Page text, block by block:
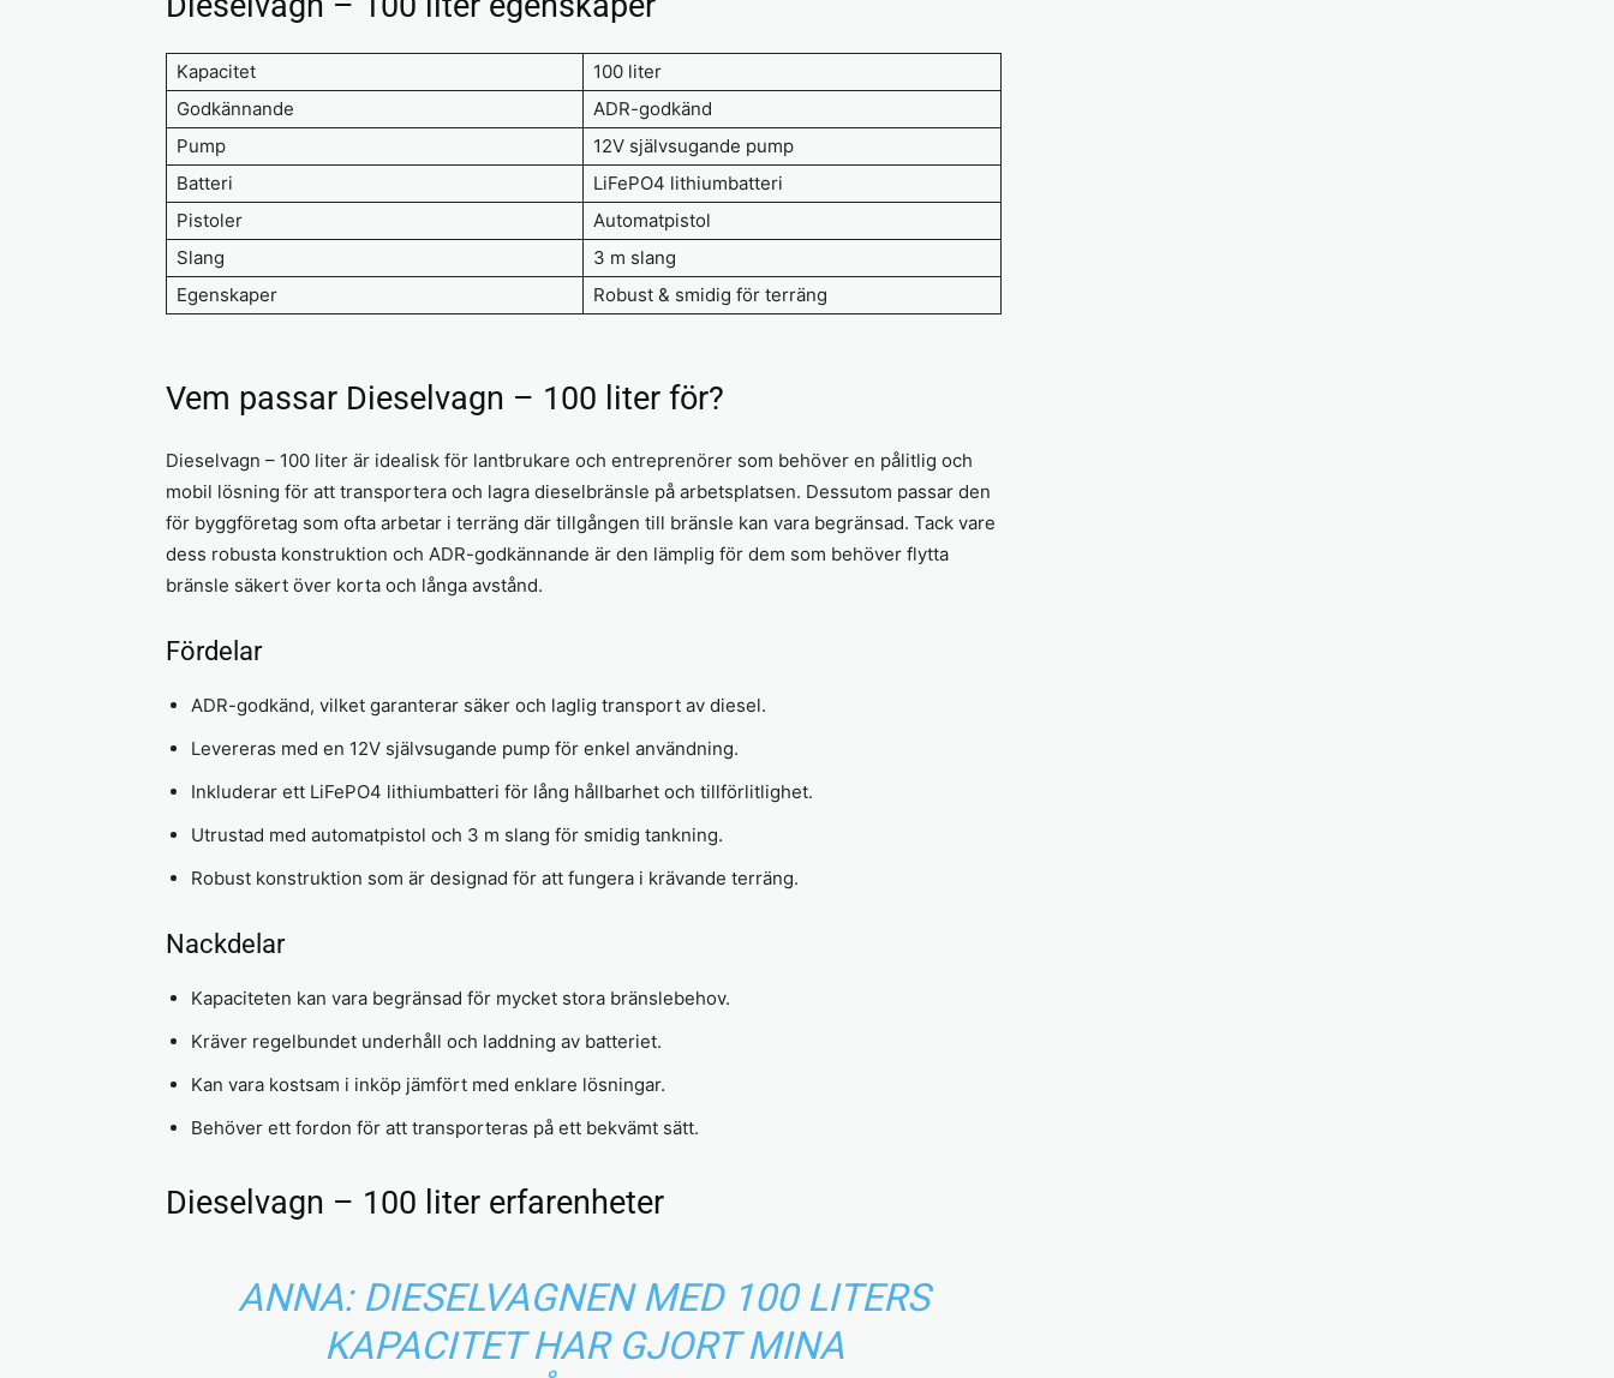
Kapacitet
100 liter
Godkännande
ADR-godkänd
Pump
12V självsugande pump
Batteri
LiFePO4 lithiumbatteri
Pistoler
Automatpistol
Slang
3 m slang
Egenskaper
Robust & smidig för terräng
Vem passar Dieselvagn – 100 liter för?
Dieselvagn – 100 liter är idealisk för lantbrukare och entreprenörer som behöver en pålitlig och
mobil lösning för att transportera och lagra dieselbränsle på arbetsplatsen. Dessutom passar den
för byggföretag som ofta arbetar i terräng där tillgången till bränsle kan vara begränsad. Tack vare
dess robusta konstruktion och ADR-godkännande är den lämplig för dem som behöver flytta
bränsle säkert över korta och långa avstånd.
Fördelar
ADR-godkänd, vilket garanterar säker och laglig transport av diesel.
Levereras med en 12V självsugande pump för enkel användning.
Inkluderar ett LiFePO4 lithiumbatteri för lång hållbarhet och tillförlitlighet.
Utrustad med automatpistol och 3 m slang för smidig tankning.
Robust konstruktion som är designad för att fungera i krävande terräng.
Nackdelar
Kapaciteten kan vara begränsad för mycket stora bränslebehov.
Kräver regelbundet underhåll och laddning av batteriet.
Kan vara kostsam i inköp jämfört med enklare lösningar.
Behöver ett fordon för att transporteras på ett bekvämt sätt.
Dieselvagn – 100 liter erfarenheter
ANNA: DIESELVAGNEN MED 100 LITERS
KAPACITET HAR GJORT MINA